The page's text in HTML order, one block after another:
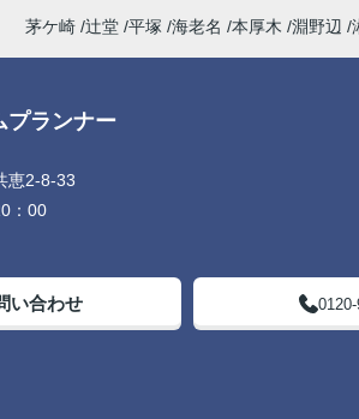
茅ケ崎 辻堂 平塚 海老名 本厚木 淵野辺
プランナー
恵2-8-33
：00
い合わせ